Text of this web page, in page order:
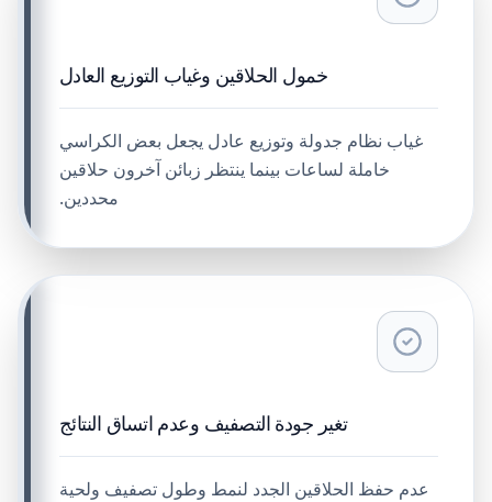
خمول الحلاقين وغياب التوزيع العادل
غياب نظام جدولة وتوزيع عادل يجعل بعض الكراسي
خاملة لساعات بينما ينتظر زبائن آخرون حلاقين
محددين.
تغير جودة التصفيف وعدم اتساق النتائج
عدم حفظ الحلاقين الجدد لنمط وطول تصفيف ولحية